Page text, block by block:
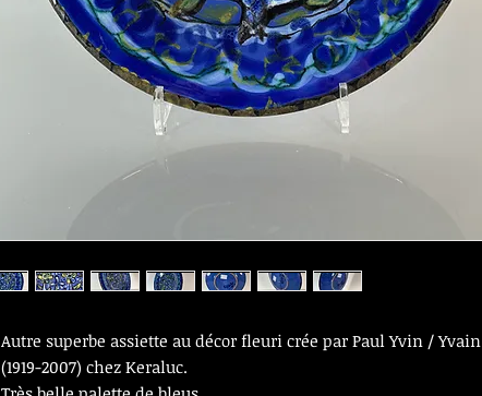
Autre superbe assiette au décor fleuri crée par Paul Yvin / Yvain
(1919-2007) chez Keraluc.